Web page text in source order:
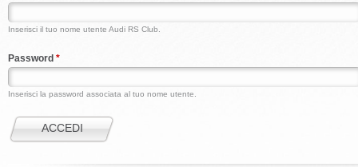
Inserisci il tuo nome utente Audi RS Club.
Password *
Inserisci la password associata al tuo nome utente.